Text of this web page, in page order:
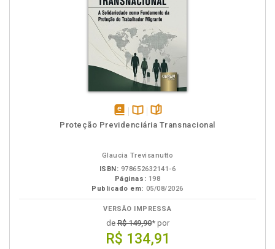
disponívelDisponível
páginas
Proteção Previdenciária Transnacional
Glaucia Trevisanutto
ISBN: 978652632141-6
Páginas: 198
Publicado em: 05/08/2026
VERSÃO IMPRESSA
deR$ 149,90* por
R$ 134,91